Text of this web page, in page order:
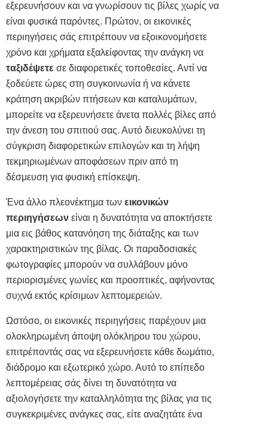
εξερευνήσουν και να γνωρίσουν τις βίλες χωρίς να
είναι φυσικά παρόντες. Πρώτον, οι εικονικές
περιηγήσεις σάς επιτρέπουν να εξοικονομήσετε
χρόνο και χρήματα εξαλείφοντας την ανάγκη να
ταξιδέψετε σε διαφορετικές τοποθεσίες. Αντί να
ξοδεύετε ώρες στη συγκοινωνία ή να κάνετε
κράτηση ακριβών πτήσεων και καταλυμάτων,
μπορείτε να εξερευνήσετε άνετα πολλές βίλες από
την άνεση του σπιτιού σας. Αυτό διευκολύνει τη
σύγκριση διαφορετικών επιλογών και τη λήψη
τεκμηριωμένων αποφάσεων πριν από τη
δέσμευση για φυσική επίσκεψη.
Ένα άλλο πλεονέκτημα των εικονικών
περιηγήσεων είναι η δυνατότητα να αποκτήσετε
μια εις βάθος κατανόηση της διάταξης και των
χαρακτηριστικών της βίλας. Οι παραδοσιακές
φωτογραφίες μπορούν να συλλάβουν μόνο
περιορισμένες γωνίες και προοπτικές, αφήνοντας
συχνά εκτός κρίσιμων λεπτομερειών.
Ωστόσο, οι εικονικές περιηγήσεις παρέχουν μια
ολοκληρωμένη άποψη ολόκληρου του χώρου,
επιτρέποντάς σας να εξερευνήσετε κάθε δωμάτιο,
διάδρομο και εξωτερικό χώρο. Αυτό το επίπεδο
λεπτομέρειας σάς δίνει τη δυνατότητα να
αξιολογήσετε την καταλληλότητα της βίλας για τις
συγκεκριμένες ανάγκες σας, είτε αναζητάτε ένα